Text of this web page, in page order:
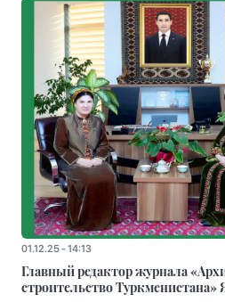
01.12.25 - 14:13
Главный редактор журнала
строительство Туркменистана»